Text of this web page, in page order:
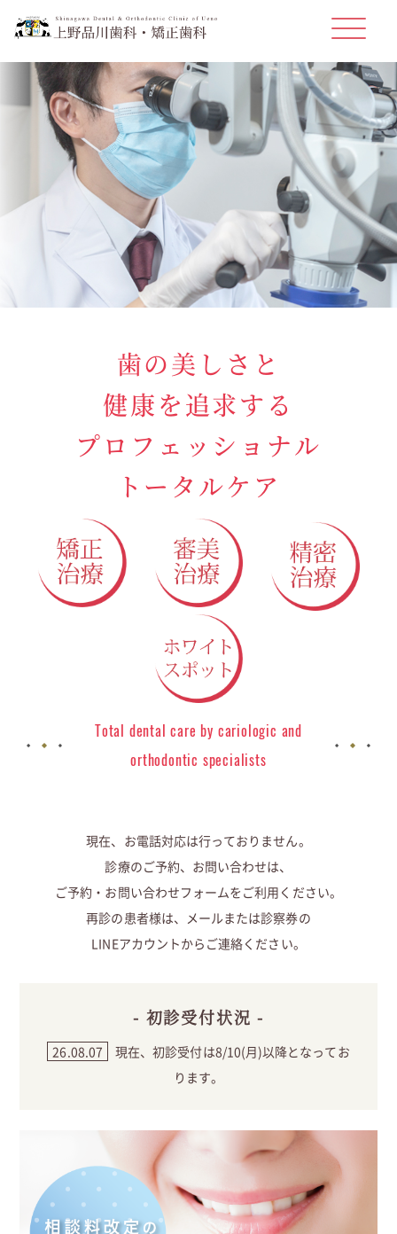
歯の美しさと
健康を追求する
プロフェッショナル
トータルケア
Total dental care by cariologic and
orthodontic specialists
現在、お電話対応は行っておりません。
診療のご予約、お問い合わせは、
ご予約・お問い合わせフォームをご利用ください。
再診の患者様は、メールまたは診察券の
LINEアカウントからご連絡ください。
- 初診受付状況 -
26.08.07
現在、初診受付は8/10(月)以降となってお
ります。